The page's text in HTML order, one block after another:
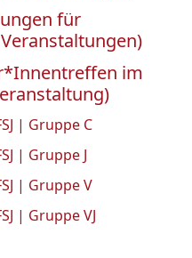
für
im
| Gruppe C
| Gruppe J
| Gruppe V
| Gruppe VJ